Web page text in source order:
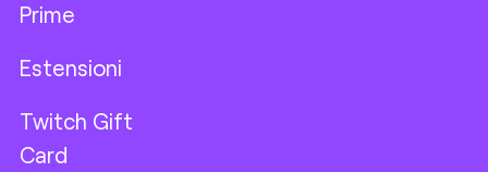
Prime
Estensioni
Twitch Gift
Card